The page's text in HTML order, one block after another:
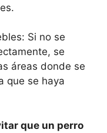
Si no se
se
áreas donde se
que se haya
que un perro